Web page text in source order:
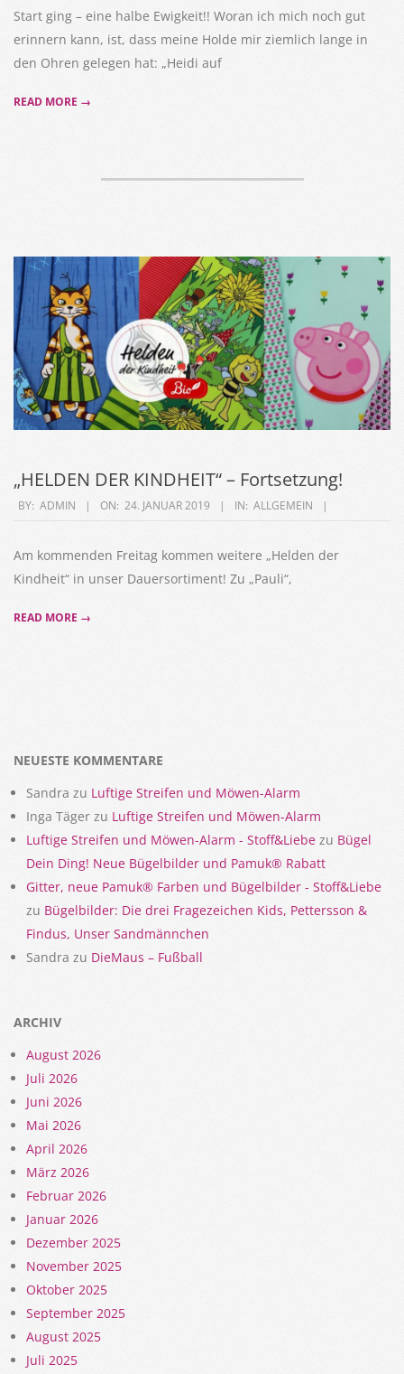
Start ging – eine halbe Ewigkeit!! Woran ich mich noch gut
erinnern kann, ist, dass meine Holde mir ziemlich lange in
den Ohren gelegen hat: „Heidi auf
READ MORE →
„HELDEN DER KINDHEIT“ – Fortsetzung!
2019-
24
BY: ADMIN ON: 24. JANUAR 2019 IN: ALLGEMEIN
Am kommenden Freitag kommen weitere „Helden der
Kindheit“ in unser Dauersortiment! Zu „Pauli“,
READ MORE →
NEUESTE KOMMENTARE
Sandra zu Luftige Streifen und Möwen-Alarm
Inga Täger zu Luftige Streifen und Möwen-Alarm
Luftige Streifen und Möwen-Alarm - Stoff&Liebe zu Bügel
Dein Ding! Neue Bügelbilder und Pamuk® Rabatt
Gitter, neue Pamuk® Farben und Bügelbilder - Stoff&Liebe
zu Bügelbilder: Die drei Fragezeichen Kids, Pettersson &
Findus, Unser Sandmännchen
Sandra zu DieMaus – Fußball
ARCHIV
August 2026
Juli 2026
Juni 2026
Mai 2026
April 2026
März 2026
Februar 2026
Januar 2026
Dezember 2025
November 2025
Oktober 2025
September 2025
August 2025
Juli 2025